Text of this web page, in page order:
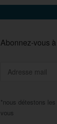
Abonnez-vous
*nous détestons
vous